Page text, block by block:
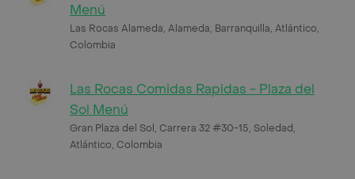
Menú
Las Rocas Alameda, Alameda, Barranquilla, Atlántico,
Colombia
Las Rocas Comidas Rapidas - Plaza del
Sol Menú
Gran Plaza del Sol, Carrera 32 #30-15, Soledad,
Atlántico, Colombia